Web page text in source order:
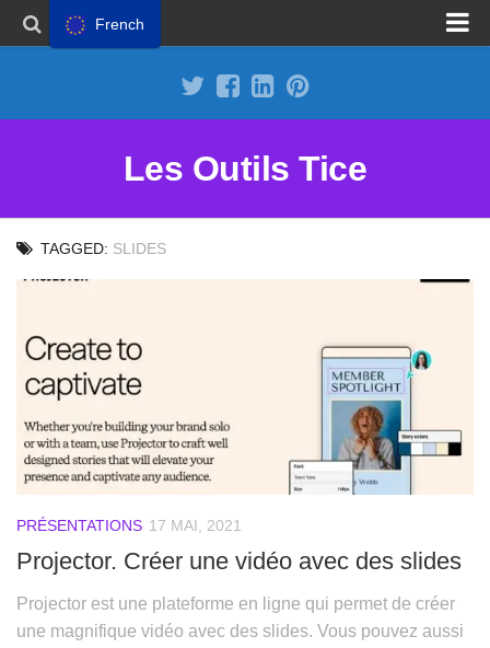
Les Outils Tice
TAGGED: SLIDES
PRÉSENTATIONS 17 MAI, 2021
Projector. Créer une vidéo avec des slides
Projector est une plateforme en ligne qui permet de créer
une magnifique vidéo avec des slides. Vous pouvez aussi
French